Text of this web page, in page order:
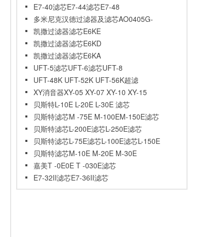
E7-40滤芯E7-44滤芯E7-48
多米尼克汉德过滤器及滤芯AO0405G-
CAO0430G-C
凯撒过滤器滤芯E6KE
凯撒过滤器滤芯E6KD
凯撒过滤器滤芯E6KA
UFT-5滤芯UFT-6滤芯UFT-8
UFT-48K UFT-52K UFT-56K超滤
XY消音器XY-05 XY-07 XY-10 XY-15
贝斯特L-10E L-20E L-30E 滤芯
贝斯特滤芯M -75E M-100EM-150E滤芯
贝斯特滤芯L-200E滤芯L-250E滤芯
贝斯特滤芯L-75E滤芯L-100E滤芯L-150E
滤芯
贝斯特滤芯M-10E M-20E M-30E
嘉美T -0E0E T -030E滤芯
E7-32II滤芯E7-36II滤芯